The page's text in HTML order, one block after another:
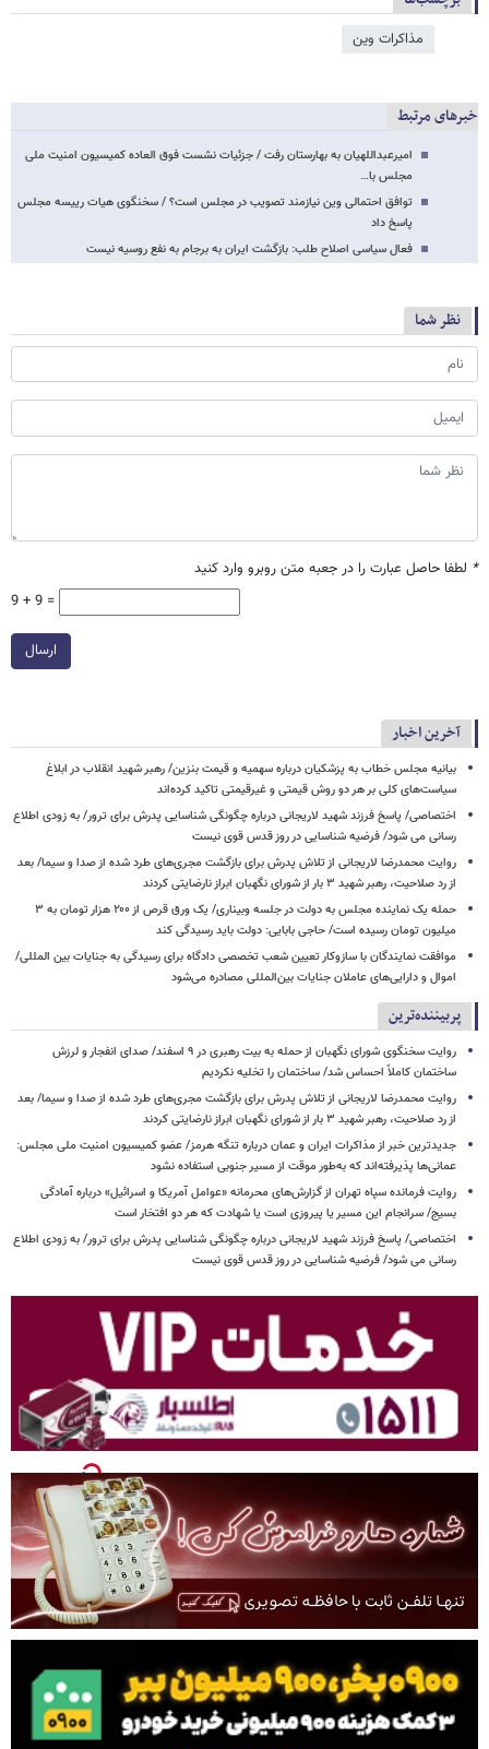
مذاکرات وین
خبرهای مرتبط
امیرعبداللهیان به بهارستان رفت / جزئیات نشست فوق العاده کمیسیون امنیت ملی
مجلس با…
توافق احتمالی وین نیازمند تصویب در مجلس است؟ / سخنگوی هیات رییسه مجلس
پاسخ داد
فعال سیاسی اصلاح طلب: بازگشت ایران به برجام به نفع روسیه نیست
نظر شما
* لطفا حاصل عبارت را در جعبه متن روبرو وارد کنید
9 + 9 =
ارسال
آخرین اخبار
بیانیه مجلس خطاب به پزشکیان درباره سهمیه و قیمت بنزین/ رهبر شهید انقلاب در ابلاغ
سیاست‌های کلی بر هر دو روش قیمتی و غیرقیمتی تاکید کرده‌اند
اختصاصی/ پاسخ فرزند شهید لاریجانی درباره چگونگی شناسایی پدرش برای ترور/ به زودی اطلاع
رسانی می شود/ فرضیه شناسایی در روز قدس قوی نیست
روایت محمدرضا لاریجانی از تلاش پدرش برای بازگشت مجری‌های طرد شده از صدا و سیما/ بعد
از رد صلاحیت، رهبر شهید ۳ بار از شورای نگهبان ابراز نارضایتی کردند
حمله یک نماینده مجلس به دولت در جلسه وبیناری/ یک ورق قرص از ۲۰۰ هزار تومان به ۳
میلیون تومان رسیده است/ حاجی بابایی: دولت باید رسیدگی کند
موافقت نمایندگان با سازوکار تعیین شعب تخصصی دادگاه برای رسیدگی به جنایات بین المللی/
اموال و دارایی‌های عاملان جنایات بین‌المللی مصادره می‌شود
پربیننده‌ترین
روایت سخنگوی شورای نگهبان از حمله به بیت رهبری در ۹ اسفند/ صدای انفجار و لرزش
ساختمان کاملاً احساس شد/ ساختمان را تخلیه نکردیم
روایت محمدرضا لاریجانی از تلاش پدرش برای بازگشت مجری‌های طرد شده از صدا و سیما/ بعد
از رد صلاحیت، رهبر شهید ۳ بار از شورای نگهبان ابراز نارضایتی کردند
جدیدترین خبر از مذاکرات ایران و عمان درباره تنگه هرمز/ عضو کمیسیون امنیت ملی مجلس:
عمانی‌ها پذیرفته‌اند که به‌طور موقت از مسیر جنوبی استفاده نشود
روایت فرمانده سپاه تهران از گزارش‌های محرمانه «عوامل آمریکا و اسرائیل» درباره آمادگی
بسیج/ سرانجام این مسیر یا پیروزی است یا شهادت که هر دو افتخار است
اختصاصی/ پاسخ فرزند شهید لاریجانی درباره چگونگی شناسایی پدرش برای ترور/ به زودی اطلاع
رسانی می شود/ فرضیه شناسایی در روز قدس قوی نیست